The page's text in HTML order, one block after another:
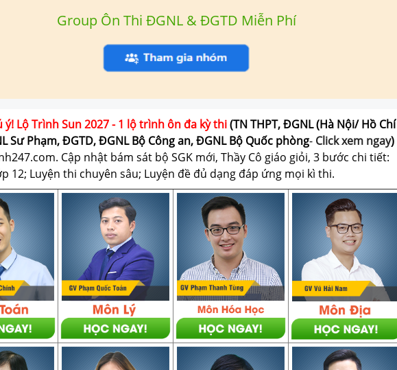
Group Ôn Thi ĐGNL & ĐGTD Miễn Phí
ý! Lộ Trình Sun 2027 - 1 lộ trình ôn đa kỳ thi(TN THPT, ĐGNL (Hà Nội/ Hồ Chí
Sư Phạm, ĐGTD, ĐGNL Bộ Công an, ĐGNL Bộ Quốc phòng- Click xem ngay)
Cập nhật bám sát bộ SGK mới, Thầy Cô giáo giỏi, 3 bước chi tiết:
12; Luyện thi chuyên sâu; Luyện đề đủ dạng đáp ứng mọi kì thi.